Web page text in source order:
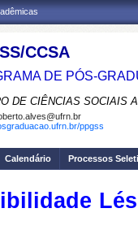
CCSA
DE PÓS-
DE CIÊNCIAS SOCIAIS
ppgss
Calendário Processos